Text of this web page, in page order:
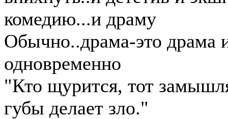
комедию...и драму
Обычно..драма-это драма
одновременно
"Кто щурится, тот
губы делает зло."